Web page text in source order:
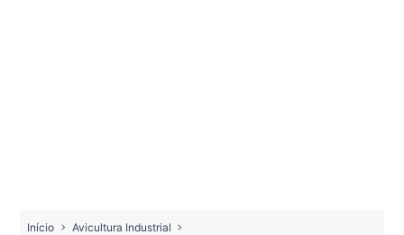
Início
Avicultura Industrial